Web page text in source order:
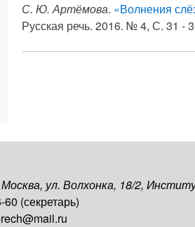
С. Ю. Артёмова. «Волнения
Русская речь. 2016. № 4, С. 31 -
ул. Волхонка, 18/2,
(секретарь)